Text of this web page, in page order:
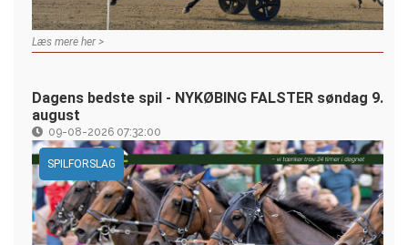
Læs mere her >
Dagens bedste spil - NYKØBING FALSTER søndag 9.
august
09-08-2026 07:32:00
SPILFORSLAG